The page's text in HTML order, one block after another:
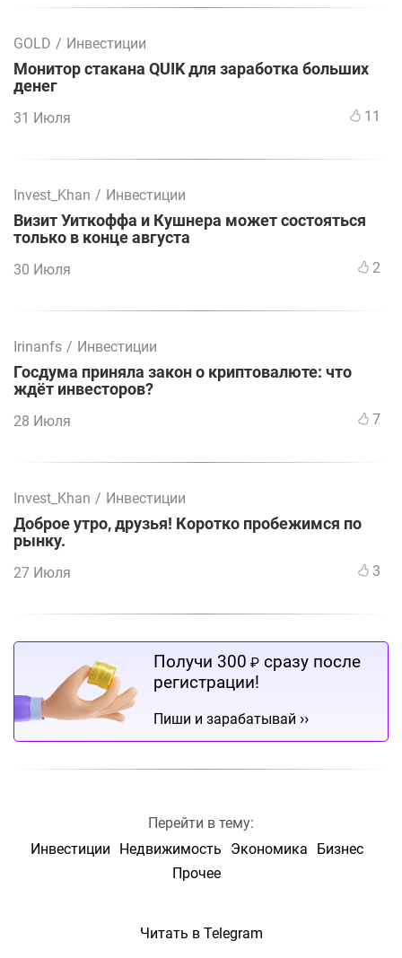
GOLD / Инвестиции
Монитор стакана QUIK для заработка больших
денег
31 Июля 11
Invest_Khan / Инвестиции
Визит Уиткоффа и Кушнера может состояться
только в конце августа
30 Июля 2
Irinanfs / Инвестиции
Госдума приняла закон о криптовалюте: что
ждёт инвесторов?
28 Июля 7
Invest_Khan / Инвестиции
Доброе утро, друзья! Коротко пробежимся по
рынку.
27 Июля 3
Получи 300 ₽ сразу после
регистрации!
Пиши и зарабатывай ››
Перейти в тему:
Инвестиции
Недвижимость Экономика
Бизнес
Прочее
Читать в Telegram